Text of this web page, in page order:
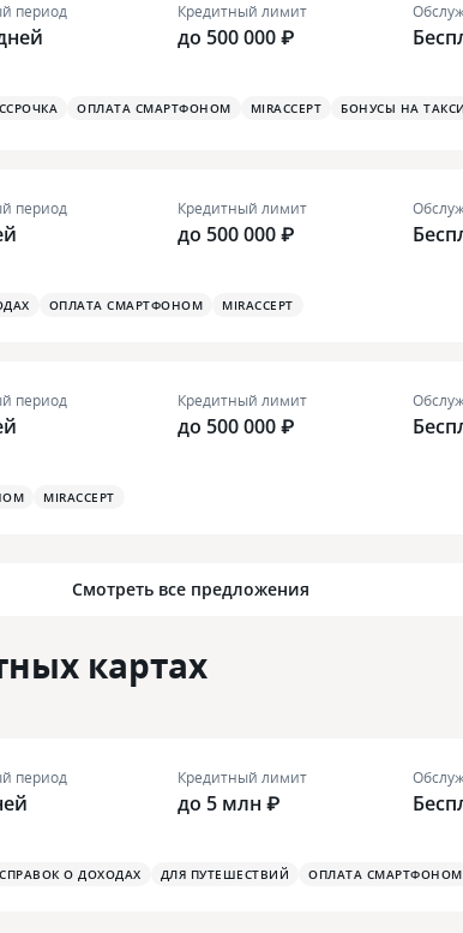
период Кредитный лимит
до 500 000 ₽
ОПЛАТА СМАРТФОНОМ MIRACCEPT БОНУСЫ НА ТАКСИ
период Кредитный лимит
до 500 000 ₽
ОПЛАТА СМАРТФОНОМ MIRACCEPT
период Кредитный лимит
до 500 000 ₽
MIRACCEPT
Смотреть все предложения
картах
период Кредитный лимит
до 5 млн ₽
О ДОХОДАХ ДЛЯ ПУТЕШЕСТВИЙ ОПЛАТА СМАРТФОНОМ